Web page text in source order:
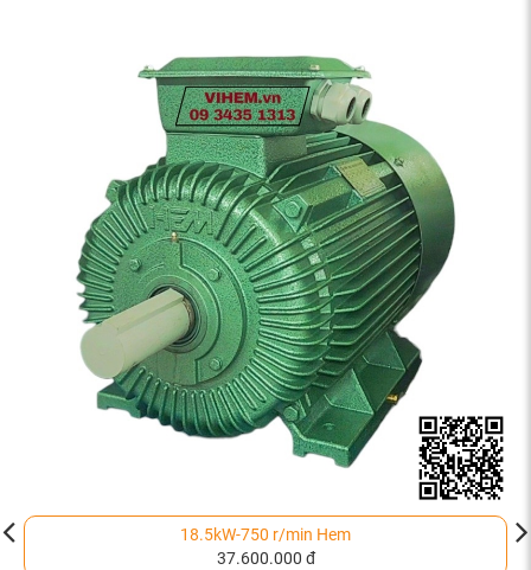
18.5kW-750 r/min Hem
37.600.000 đ